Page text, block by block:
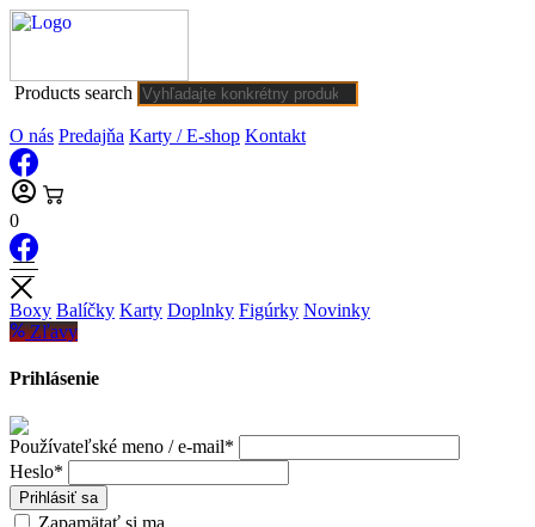
Products search
O nás Predajňa Karty / E-shop Kontakt
0
Boxy Balíčky Karty Doplnky Figúrky Novinky
Zľavy
Prihlásenie
Používateľské meno / e-mail*
Heslo*
Prihlásiť sa
Zapamätať si ma